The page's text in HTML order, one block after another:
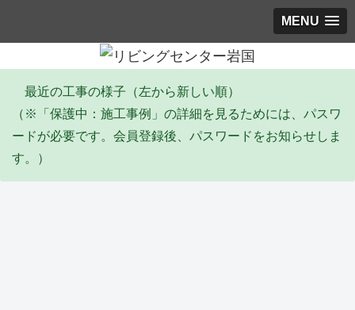
MENU
最近の工事の様子（左から新しい順）
（※「保護中：施工事例」の詳細を見るためには、パスワ
ードが必要です。会員登録後、パスワードをお知らせしま
す。）